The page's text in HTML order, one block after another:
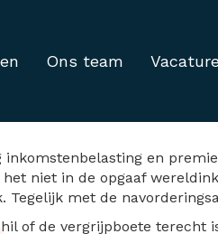
Ons team
en
niet in de opgaaf
met de
of de vergrijpboete terecht